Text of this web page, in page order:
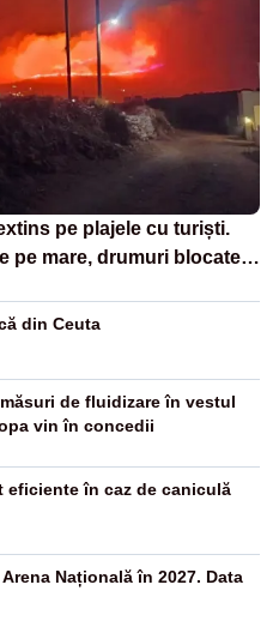
pe plajele cu turiști.
pe mare, drumuri blocate
din Ceuta
de fluidizare în vestul
vin în concedii
eficiente în caz de caniculă
Națională în 2027. Data